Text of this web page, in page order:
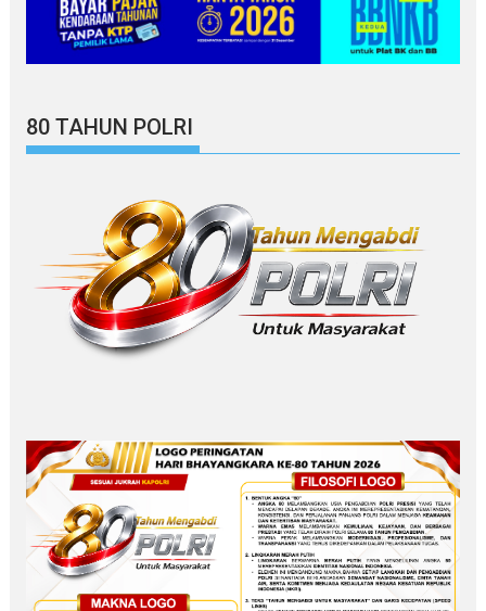
80 TAHUN POLRI